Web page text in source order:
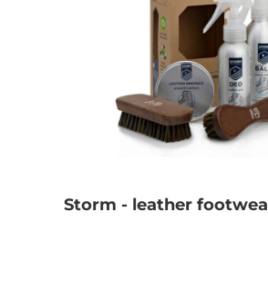
Storm - leather